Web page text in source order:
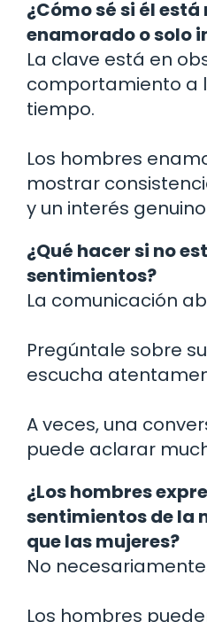
¿Cómo sé si él
enamorado o solo
La clave está en
comportamiento a
tiempo.
Los hombres
mostrar
y un interés
¿Qué hacer si no
sentimientos?
La comunicación
Pregúntale sobre
escucha
A veces, una
puede aclarar
¿Los hombres
sentimientos de la
que las mujeres?
No
Los hombres